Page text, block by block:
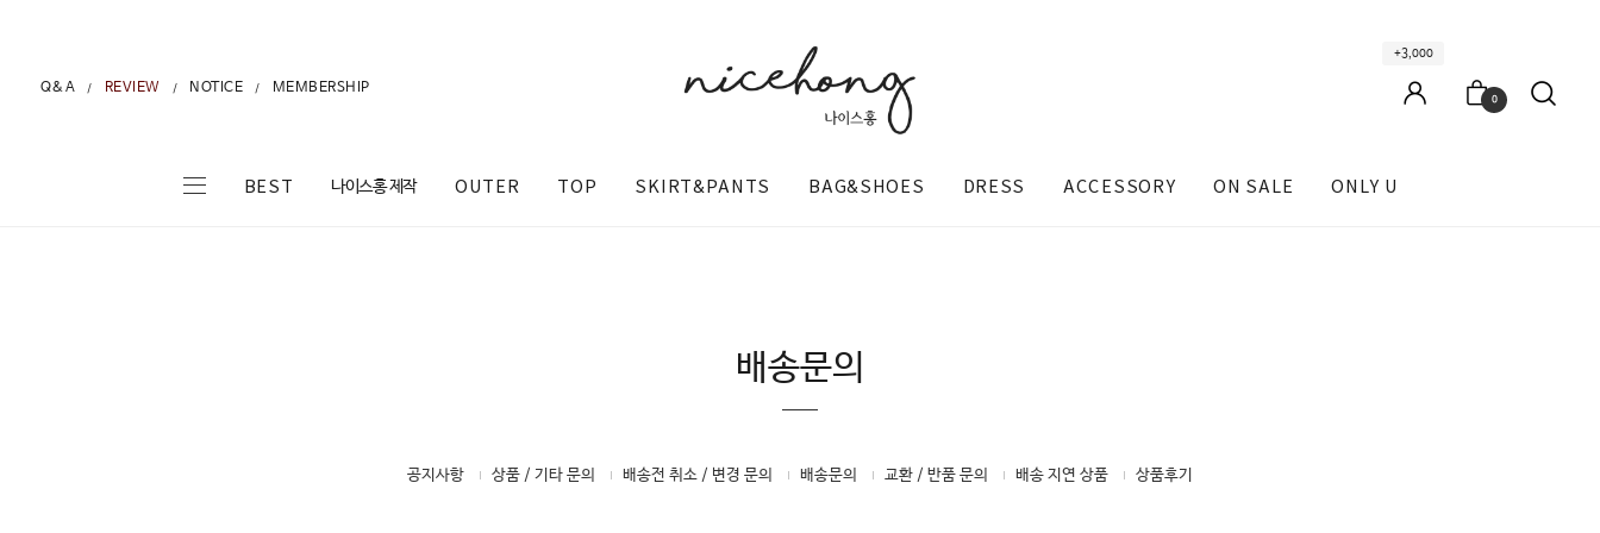
Q&A / REVIEW / NOTICE / MEMBERSHIP
+3,000
0
BEST 나이스홍 제작 OUTER TOP SKIRT&PANTS BAG&SHOES DRESS ACCESSORY ON SALE ONLY U
@nicehong_
배송문의
공지사항 상품 / 기타 문의 배송전 취소 / 변경 문의 배송문의 교환 / 반품 문의 배송 지연 상품 상품후기